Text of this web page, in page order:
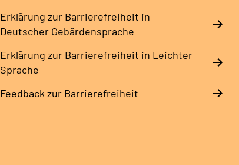
Erklärung zur Barrierefreiheit in
Deutscher Gebärdensprache
Erklärung zur Barrierefreiheit in Leichter
Sprache
Feedback zur Barrierefreiheit